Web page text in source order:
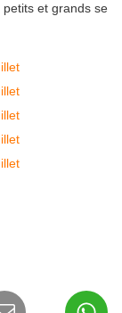
et grands se